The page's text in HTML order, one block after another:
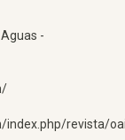
-
index.php/revista/